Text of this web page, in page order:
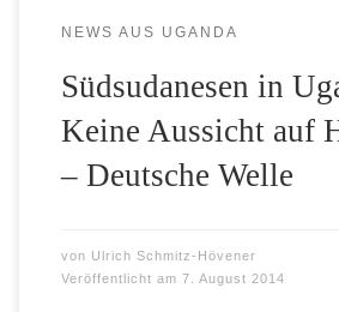
NEWS AUS UGANDA
Südsudanesen in
Keine Aussicht auf
– Deutsche Welle
von Ulrich Schmitz-Hövener
Veröffentlicht am 7. August 2014